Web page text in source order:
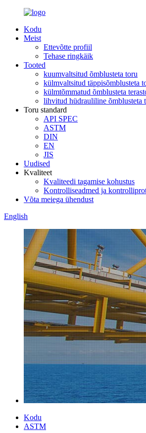
Kodu
Meist
Ettevõtte profiil
Tehase ringkäik
Tooted
kuumvaltsitud õmblusteta toru
külmvaltsitud täppisõmblusteta
külmtõmmatud õmblusteta
lihvitud hüdrauliline õmblusteta
Toru standard
API SPEC
ASTM
DIN
EN
JIS
Uudised
Kvaliteet
Kvaliteedi tagamise kohustus
Kontrolliseadmed ja
Võta meiega ühendust
English
Kodu
ASTM